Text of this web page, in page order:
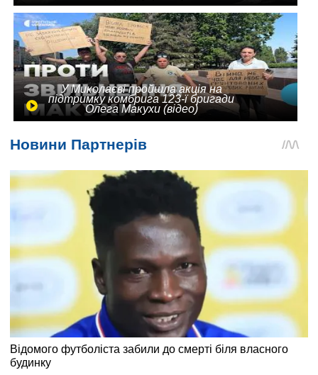
У Миколаєві пройшла акція на
підтримку комбрига 123-ї бригади
Олега Макухи (відео)